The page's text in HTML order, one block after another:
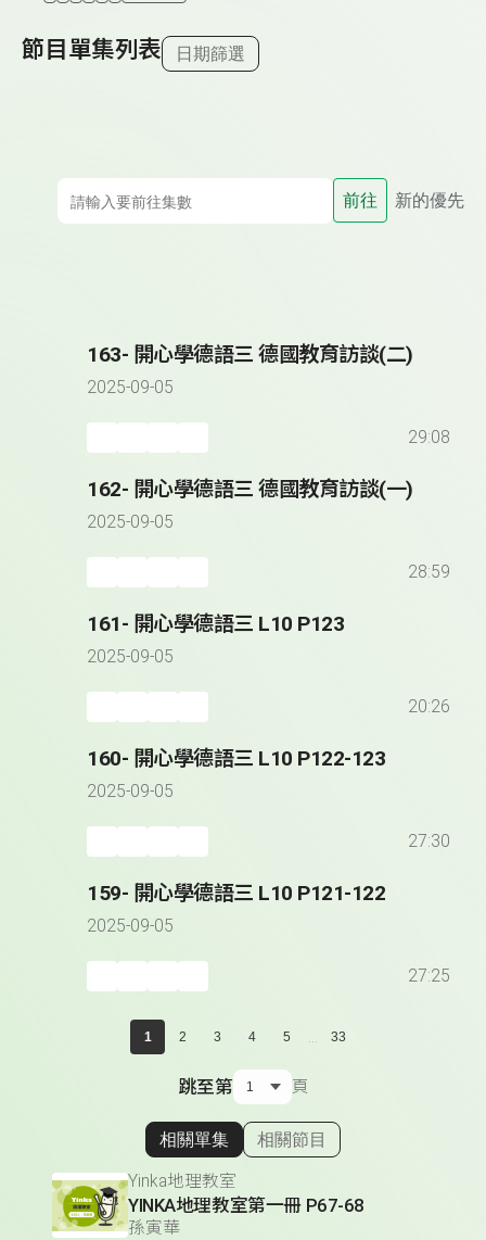
節目單集列表 日期篩選
前往 新的優先
163- 開心學德語三 德國教育訪談(二)
2025-09-05
29:08
162- 開心學德語三 德國教育訪談(一)
2025-09-05
28:59
161- 開心學德語三 L10 P123
2025-09-05
20:26
160- 開心學德語三 L10 P122-123
2025-09-05
27:30
159- 開心學德語三 L10 P121-122
2025-09-05
27:25
1 2 3 4 5 ... 33
跳至第 頁
顯示相關單集
相關單集 相關節目
Yinka地理教室
YINKA地理教室第一冊 P67-68
孫寅華